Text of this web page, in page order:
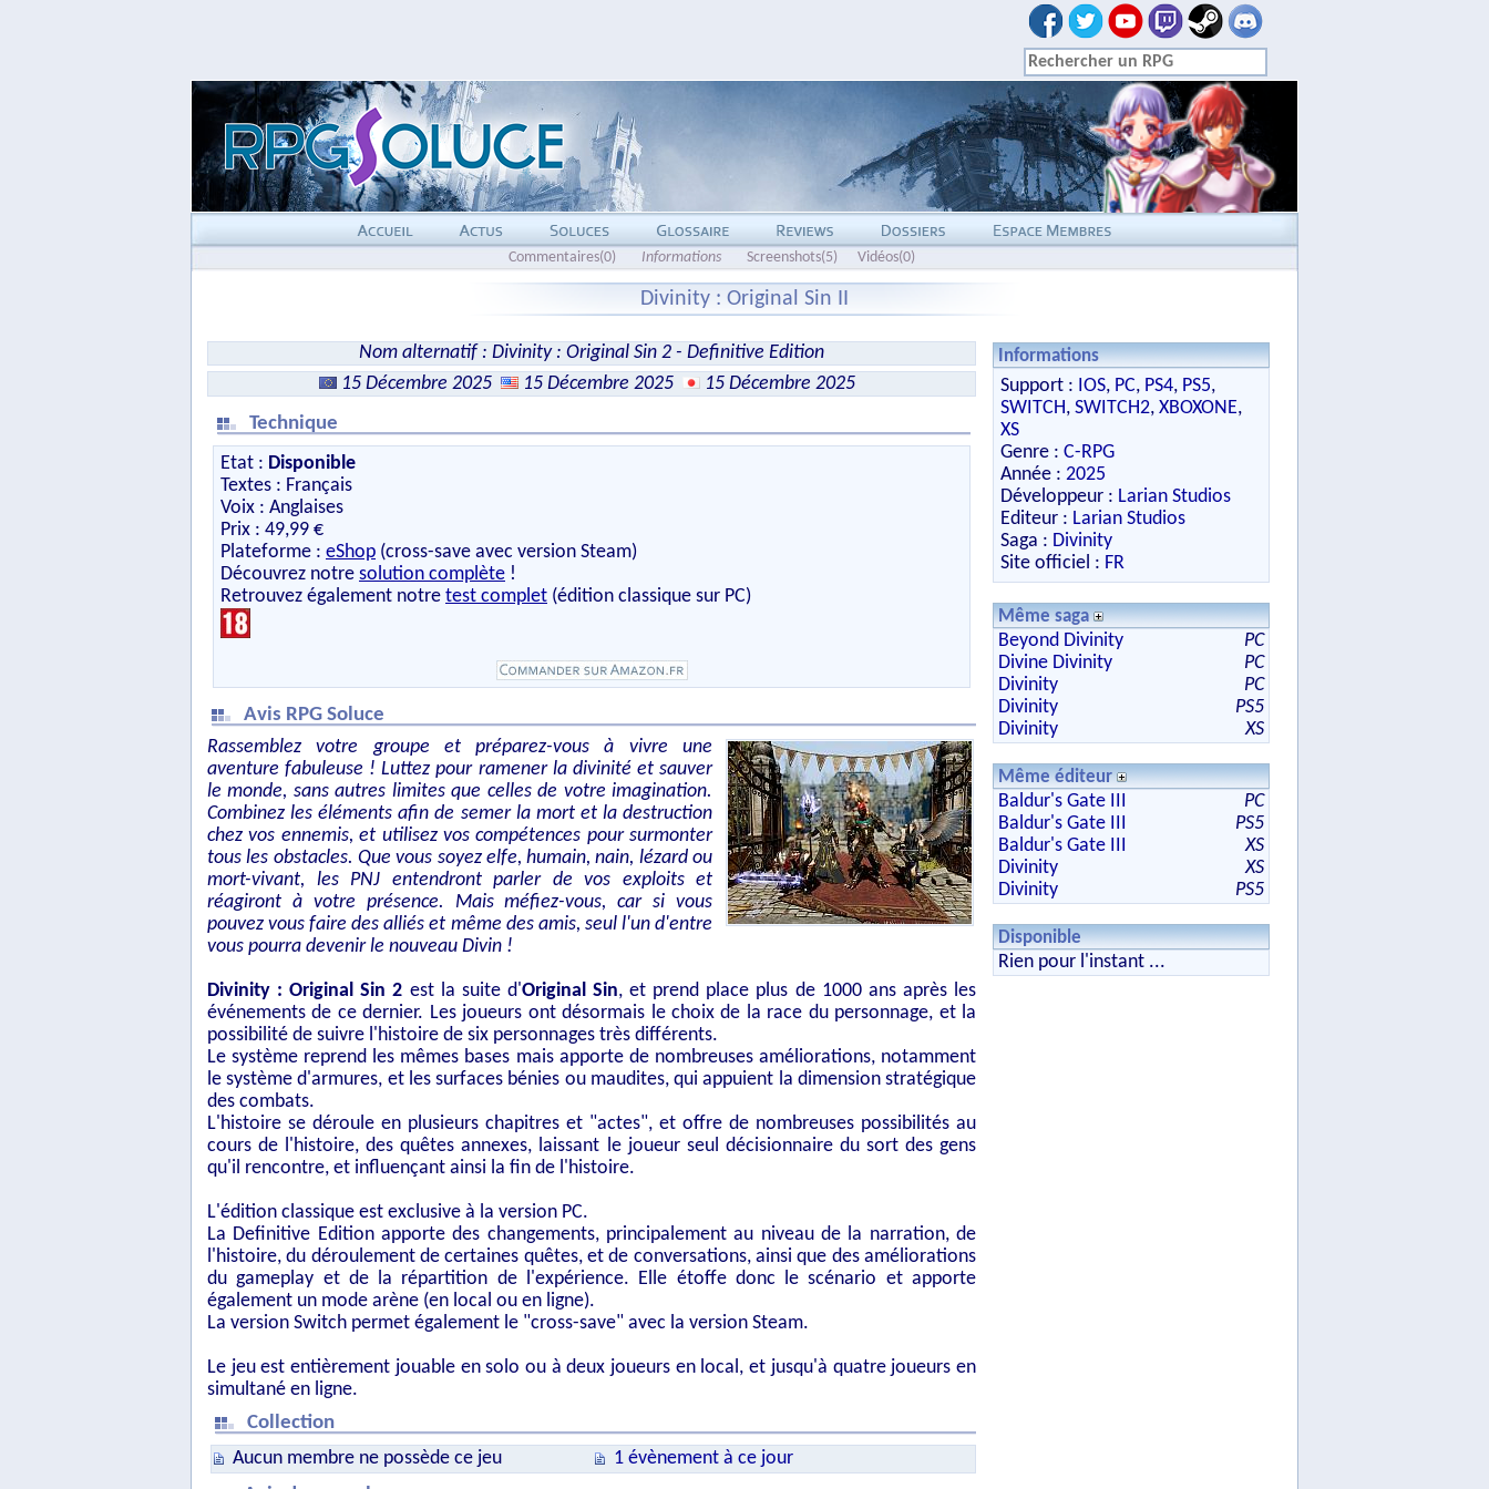
Commentaires(0) Informations Screenshots(5) Vidéos(0)
Divinity : Original Sin II
Nom alternatif : Divinity : Original Sin 2 - Definitive Edition
15 Décembre 2025
15 Décembre 2025
15 Décembre 2025
Technique
Etat : Disponible
Textes : Français
Voix : Anglaises
Prix : 49,99 €
Plateforme : eShop (cross-save avec version Steam)
Découvrez notre solution complète !
Retrouvez également notre test complet (édition classique sur PC)
Avis RPG Soluce
Rassemblez votre groupe et préparez-vous à vivre une
aventure fabuleuse ! Luttez pour ramener la divinité et sauver
le monde, sans autres limites que celles de votre imagination.
Combinez les éléments afin de semer la mort et la destruction
chez vos ennemis, et utilisez vos compétences pour surmonter
tous les obstacles. Que vous soyez elfe, humain, nain, lézard ou
mort-vivant, les PNJ entendront parler de vos exploits et
réagiront à votre présence. Mais méfiez-vous, car si vous
pouvez vous faire des alliés et même des amis, seul l'un d'entre
vous pourra devenir le nouveau Divin !
Divinity : Original Sin 2 est la suite d'Original Sin, et prend place plus de 1000 ans après les
événements de ce dernier. Les joueurs ont désormais le choix de la race du personnage, et la
possibilité de suivre l'histoire de six personnages très différents.
Le système reprend les mêmes bases mais apporte de nombreuses améliorations, notamment
le système d'armures, et les surfaces bénies ou maudites, qui appuient la dimension stratégique
des combats.
L'histoire se déroule en plusieurs chapitres et "actes", et offre de nombreuses possibilités au
cours de l'histoire, des quêtes annexes, laissant le joueur seul décisionnaire du sort des gens
qu'il rencontre, et influençant ainsi la fin de l'histoire.
L'édition classique est exclusive à la version PC.
La Definitive Edition apporte des changements, principalement au niveau de la narration, de
l'histoire, du déroulement de certaines quêtes, et de conversations, ainsi que des améliorations
du gameplay et de la répartition de l'expérience. Elle étoffe donc le scénario et apporte
également un mode arène (en local ou en ligne).
La version Switch permet également le "cross-save" avec la version Steam.
Le jeu est entièrement jouable en solo ou à deux joueurs en local, et jusqu'à quatre joueurs en
simultané en ligne.
Collection
Aucun membre ne possède ce jeu
1 évènement à ce jour
Informations
Support : IOS, PC, PS4, PS5,
SWITCH, SWITCH2, XBOXONE,
XS
Genre : C-RPG
Année : 2025
Développeur : Larian Studios
Editeur : Larian Studios
Saga : Divinity
Site officiel : FR
Même saga
Beyond Divinity
PC
Divine Divinity
PC
Divinity
PC
Divinity
PS5
Divinity
XS
Même éditeur
Baldur's Gate III
PC
Baldur's Gate III
PS5
Baldur's Gate III
XS
Divinity
XS
Divinity
PS5
Disponible
Rien pour l'instant ...